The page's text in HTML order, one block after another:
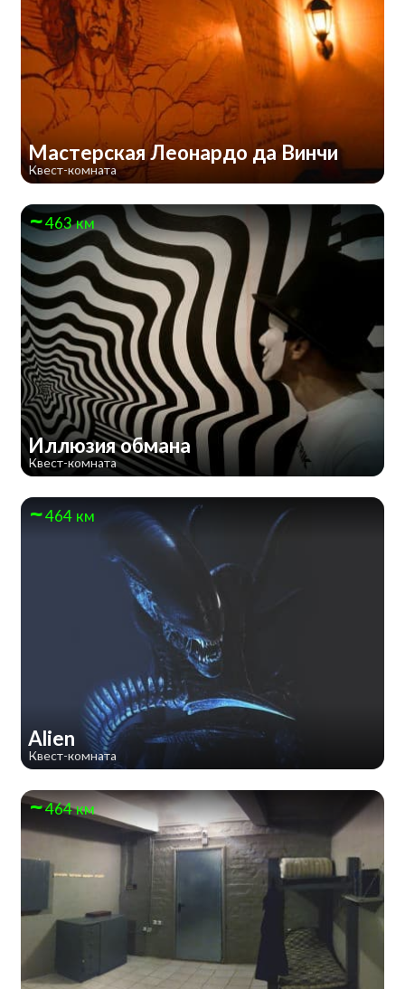
Мастерская Леонардо да Винчи
Квест-комната
463 км
Иллюзия обмана
Квест-комната
464 км
Alien
Квест-комната
464 км